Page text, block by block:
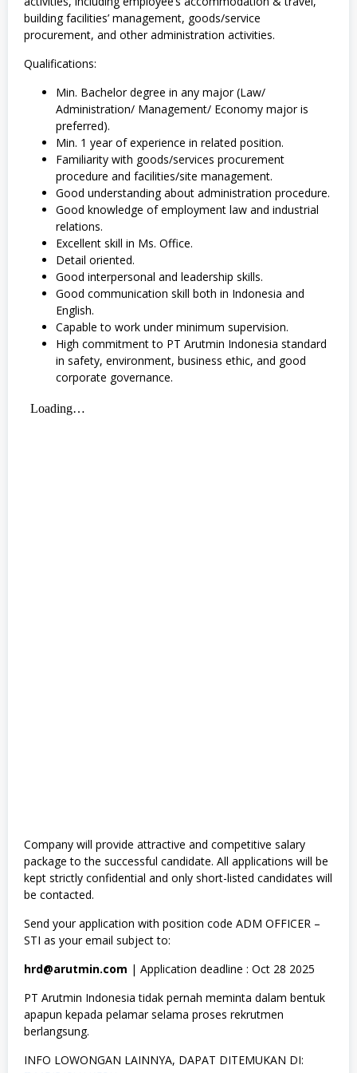
building facilities’ management, goods/service
procurement, and other administration activities.
Qualifications:
Min. Bachelor degree in any major (Law/
Administration/ Management/ Economy major is
preferred).
Min. 1 year of experience in related position.
Familiarity with goods/services procurement
procedure and facilities/site management.
Good understanding about administration procedure.
Good knowledge of employment law and industrial
relations.
Excellent skill in Ms. Office.
Detail oriented.
Good interpersonal and leadership skills.
Good communication skill both in Indonesia and
English.
Capable to work under minimum supervision.
High commitment to PT Arutmin Indonesia standard
in safety, environment, business ethic, and good
corporate governance.
Company will provide attractive and competitive salary
package to the successful candidate. All applications will be
kept strictly confidential and only short-listed candidates will
be contacted.
Send your application with position code ADM OFFICER –
STI as your email subject to:
hrd@arutmin.com | Application deadline : Oct 28 2025
PT Arutmin Indonesia tidak pernah meminta dalam bentuk
apapun kepada pelamar selama proses rekrutmen
berlangsung.
INFO LOWONGAN LAINNYA, DAPAT DITEMUKAN DI: